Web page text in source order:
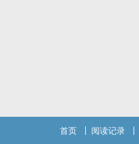
首页 阅读记录